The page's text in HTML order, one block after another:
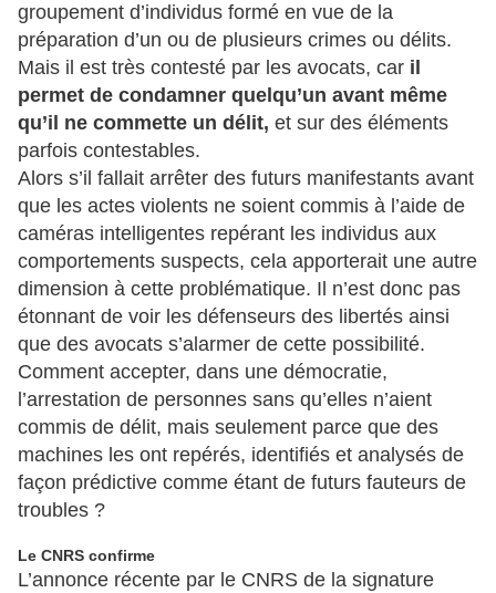
groupement d’individus formé en vue de la
préparation d’un ou de plusieurs crimes ou délits.
Mais il est très contesté par les avocats, car il
permet de condamner quelqu’un avant même
qu’il ne commette un délit, et sur des éléments
parfois contestables.
Alors s’il fallait arrêter des futurs manifestants avant
que les actes violents ne soient commis à l’aide de
caméras intelligentes repérant les individus aux
comportements suspects, cela apporterait une autre
dimension à cette problématique. Il n’est donc pas
étonnant de voir les défenseurs des libertés ainsi
que des avocats s’alarmer de cette possibilité.
Comment accepter, dans une démocratie,
l’arrestation de personnes sans qu’elles n’aient
commis de délit, mais seulement parce que des
machines les ont repérés, identifiés et analysés de
façon prédictive comme étant de futurs fauteurs de
troubles ?
Le CNRS confirme
L’annonce récente par le CNRS de la signature